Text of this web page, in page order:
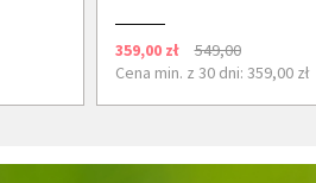
359,00 zł
549,00
Cena min. z 30 dni: 359,00 zł